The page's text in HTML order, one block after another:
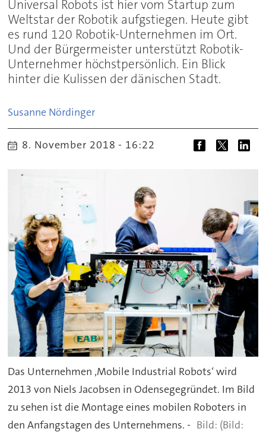
Universal Robots ist hier vom Startup zum
Weltstar der Robotik aufgstiegen. Heute gibt
es rund 120 Robotik-Unternehmen im Ort.
Und der Bürgermeister unterstützt Robotik-
Unternehmer höchstpersönlich. Ein Blick
hinter die Kulissen der dänischen Stadt.
Susanne Nördinger
8. November 2018 - 16:22
Das Unternehmen ‚Mobile Industrial Robots‘ wird
2013 von Niels Jacobsen in Odensegegründet. Im Bild
zu sehen ist die Montage eines mobilen Roboters in
den Anfangstagen des Unternehmens. -
(Bild: